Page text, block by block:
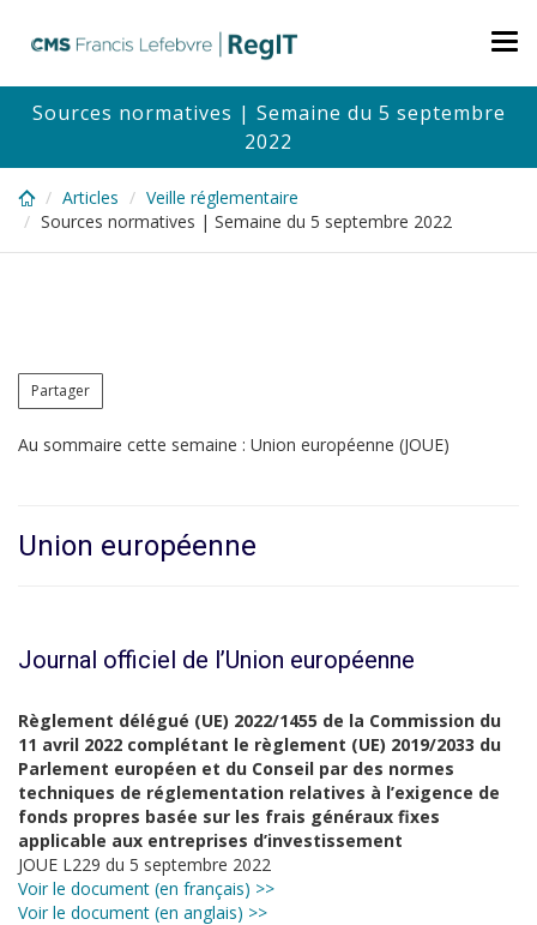
content
Sources normatives | Semaine du 5 septembre
2022
Articles
Veille réglementaire
Sources normatives | Semaine du 5 septembre 2022
Partager
Au sommaire cette semaine : Union européenne (JOUE)
Union européenne
Journal officiel de l’Union européenne
Règlement délégué (UE) 2022/1455 de la Commission du
11 avril 2022 complétant le règlement (UE) 2019/2033 du
Parlement européen et du Conseil par des normes
techniques de réglementation relatives à l’exigence de
fonds propres basée sur les frais généraux fixes
applicable aux entreprises d’investissement
JOUE L229 du 5 septembre 2022
Voir le document (en français) >>
Voir le document (en anglais) >>